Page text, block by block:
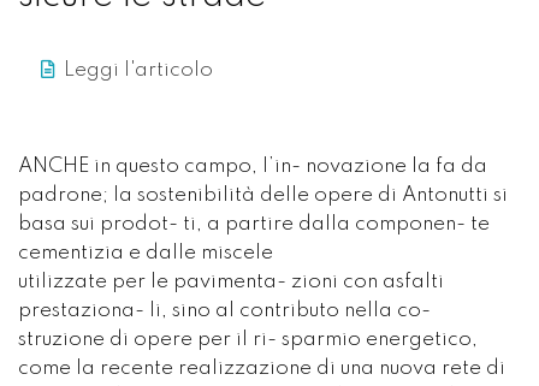
Leggi l'articolo
ANCHE in questo campo, l’in- novazione la fa da
padrone; la sostenibilità delle opere di Antonutti si
basa sui prodot- ti, a partire dalla componen- te
cementizia e dalle miscele
utilizzate per le pavimenta- zioni con asfalti
prestaziona- li, sino al contributo nella co-
struzione di opere per il ri- sparmio energetico,
come la recente realizzazione di una nuova rete di